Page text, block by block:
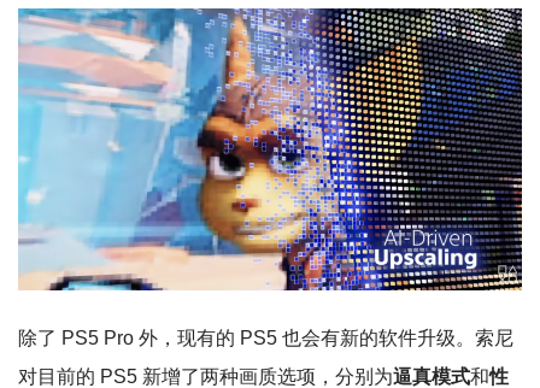
除了 PS5 Pro 外，现有的 PS5 也会有新的软件升级。索尼
对目前的 PS5 新增了两种画质选项，分别为逼真模式和性